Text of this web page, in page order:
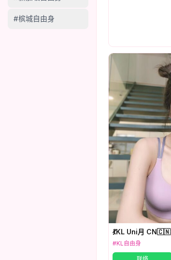
#槟城自由身
💃KL Uni月 CN🇨🇳
#KL自由身